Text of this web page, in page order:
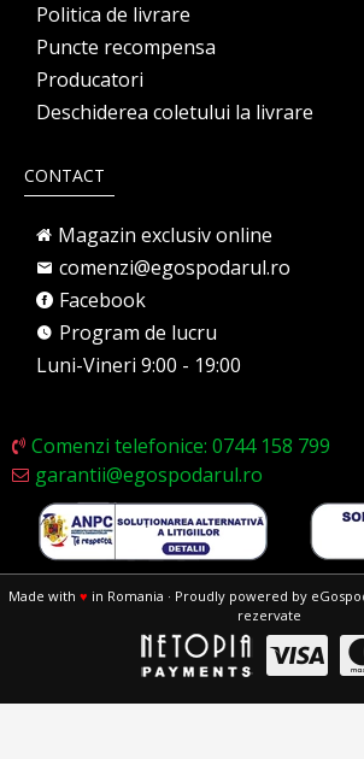
Politica de livrare
Puncte recompensa
Producatori
Deschiderea coletului la livrare
CONTACT
Magazin exclusiv online
comenzi@egospodarul.ro
Facebook
Program de lucru
Luni-Vineri 9:00 - 19:00
Comenzi telefonice: 0744 158 799
garantii@egospodarul.ro
Made with ♥ in Romania · Proudly powered by
rezervate